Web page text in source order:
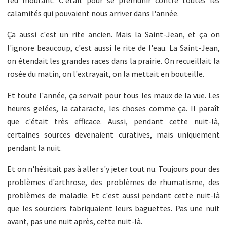
calamités qui pouvaient nous arriver dans l'année.
Ça aussi c'est un rite ancien. Mais la Saint-Jean, et ça on
l'ignore beaucoup, c'est aussi le rite de l'eau. La Saint-Jean,
on étendait les grandes races dans la prairie. On recueillait la
rosée du matin, on l'extrayait, on la mettait en bouteille.
Et toute l'année, ça servait pour tous les maux de la vue. Les
heures gelées, la cataracte, les choses comme ça. Il paraît
que c'était très efficace. Aussi, pendant cette nuit-là,
certaines sources devenaient curatives, mais uniquement
pendant la nuit.
Et on n'hésitait pas à aller s'y jeter tout nu. Toujours pour des
problèmes d'arthrose, des problèmes de rhumatisme, des
problèmes de maladie. Et c'est aussi pendant cette nuit-là
que les sourciers fabriquaient leurs baguettes. Pas une nuit
avant, pas une nuit après, cette nuit-là.